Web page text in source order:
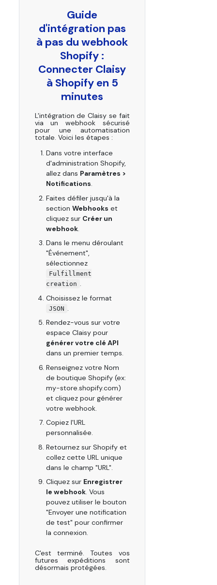
Guide
d'intégration pas
à pas du webhook
Shopify :
Connecter Claisy
à Shopify en 5
minutes
L'intégration de Claisy se fait
via un webhook sécurisé
pour une automatisation
totale. Voici les étapes :
Dans votre interface
d'administration Shopify,
allez dans Paramètres >
Notifications.
Faites défiler jusqu'à la
sectionWebhooks et
cliquez sur Créer un
webhook
Dans le menu déroulant
"Événement",
sélectionnez
Fulfillment
creation .
Choisissez le format
JSON
Rendez-vous sur votre
espace Claisy pour
générer votre clé API
dans un premier temps.
Renseignez votre Nom
de boutique Shopify (ex:
my-store.shopify.com)
et cliquez pour générer
votre webhook.
Copiez l'URL
personnalisée.
Retournez sur Shopify et
collez cette URL unique
dans le champ "URL".
Cliquez sur Enregistrer
le webhook. Vous
pouvez utiliser le bouton
"Envoyer une notification
de test" pour confirmer
la connexion.
C'est terminé. Toutes vos
futures expéditions sont
désormais protégées.